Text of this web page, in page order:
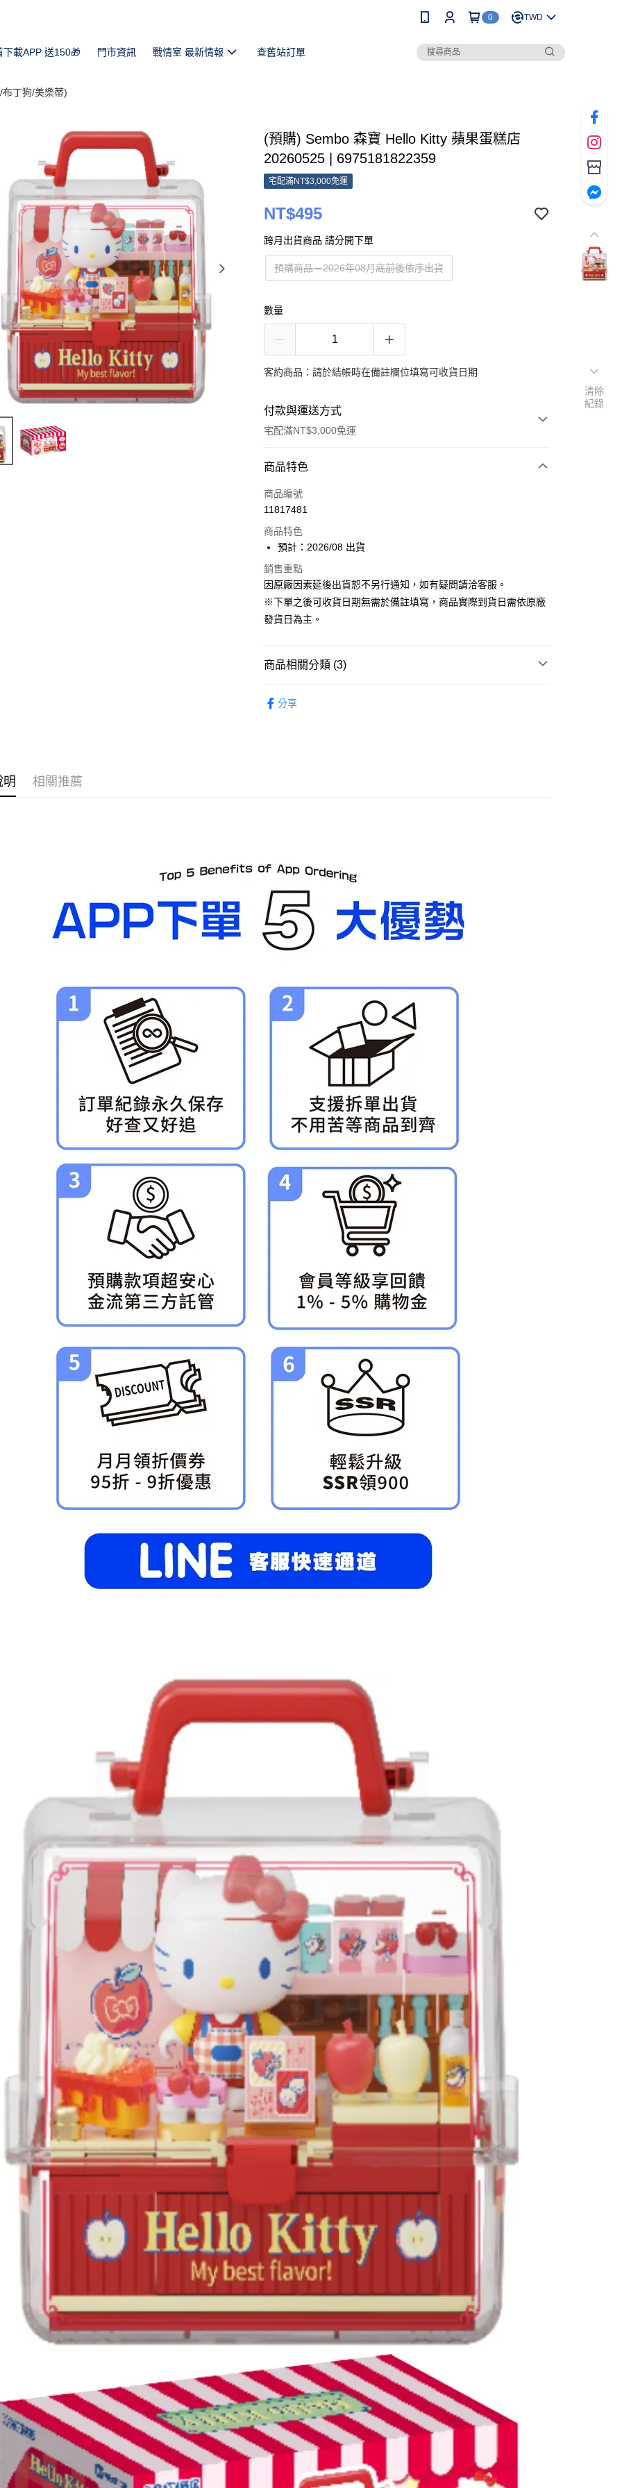
0 TWD
下載APP 送150🎁 門市資訊 戰情室 最新情報 查舊站訂單
丁狗/美樂蒂)
(預購) Sembo 森寶 Hello Kitty 蘋果蛋糕店
20260525 | 6975181822359
宅配滿NT$3,000免運
NT$495
跨月出貨商品 請分開下單
預購商品－2026年08月底前後依序出貨
數量
客約商品：請於結帳時在備註欄位填寫可收貨日期
付款與運送方式
宅配滿NT$3,000免運
付款方式
信用卡一次付款
ATM付款
運送方式
預購-宅配(舊)
預購-宅配(離島)(舊)
東海門市自取，需自備購物袋取貨唷。
商品特色
商品編號
11817481
商品特色
預計：2026/08 出貨
銷售重點
因原廠因素延後出貨恕不另行通知，如有疑問請洽客服。
※下單之後可收貨日期無需於備註填寫，商品實際到貨日需依原廠
發貨日為主。
商品相關分類 (3)
蒂) 分享
明 相關推薦
清除
紀錄